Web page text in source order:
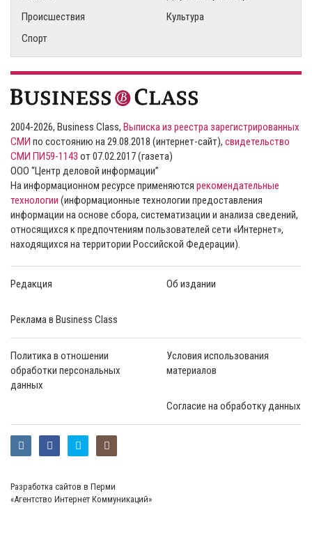
Происшествия
Культура
Спорт
2004-2026, Business Class, Выписка из реестра зарегистрированных
СМИ по состоянию на 29.08.2018 (интернет-сайт), свидетельство
СМИ ПИ59-1143 от 07.02.2017 (газета)
ООО “Центр деловой информации”
На информационном ресурсе применяются рекомендательные
технологии (информационные технологии предоставления
информации на основе сбора, систематизации и анализа сведений,
относящихся к предпочтениям пользователей сети «Интернет»,
находящихся на территории Российской Федерации).
Редакция Об издании
Реклама в Business Class
Политика в отношении
обработки персональных
данных
Условия использования
материалов
Согласие на обработку данных
Разработка сайтов в Перми
«Агентство Интернет Коммуникаций»